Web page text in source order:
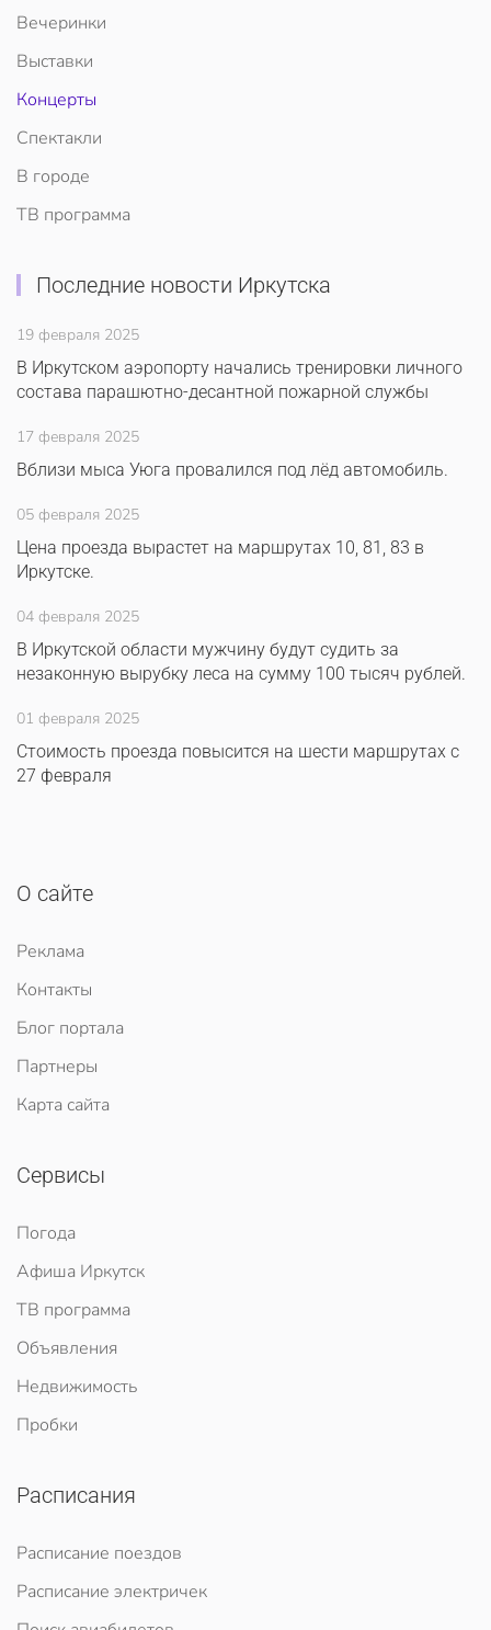
Вечеринки
Выставки
Концерты
Спектакли
В городе
ТВ программа
Последние новости Иркутска
19 февраля 2025
В Иркутском аэропорту начались тренировки личного
состава парашютно-десантной пожарной службы
17 февраля 2025
Вблизи мыса Уюга провалился под лёд автомобиль.
05 февраля 2025
Цена проезда вырастет на маршрутах 10, 81, 83 в
Иркутске.
04 февраля 2025
В Иркутской области мужчину будут судить за
незаконную вырубку леса на сумму 100 тысяч рублей.
01 февраля 2025
Стоимость проезда повысится на шести маршрутах с
27 февраля
О сайте
Реклама
Контакты
Блог портала
Партнеры
Карта сайта
Сервисы
Погода
Афиша Иркутск
ТВ программа
Объявления
Недвижимость
Пробки
Расписания
Расписание поездов
Расписание электричек